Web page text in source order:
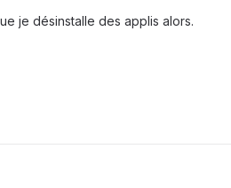
je désinstalle des applis alors.